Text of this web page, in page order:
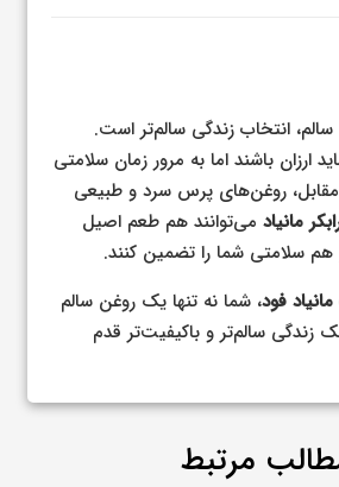
انتخاب زندگی سالم‌تر است.
باشند اما به مرور زمان سلامتی
مقابل، روغن‌های پرس سرد و طبیعی
مانیاد می‌توانند هم طعم اصیل
هم سلامتی شما را تضمین کنند.
مانیاد فود، شما نه تنها یک روغن سالم
زندگی سالم‌تر و باکیفیت‌تر قدم
مرتبط